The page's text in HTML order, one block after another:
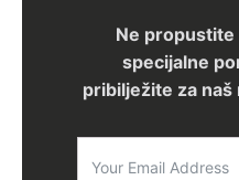
Ne propustite
specijalne
pribilježite za